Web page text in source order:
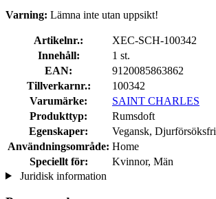
Varning: Lämna inte utan uppsikt!
Artikelnr.:
XEC-SCH-100342
Innehåll:
1 st.
EAN:
9120085863862
Tillverkarnr.:
100342
Varumärke:
SAINT CHARLES
Produkttyp:
Rumsdoft
Egenskaper:
Vegansk, Djurförsöksfri
Användningsområde: Home
Speciellt för:
Kvinnor, Män
Juridisk information